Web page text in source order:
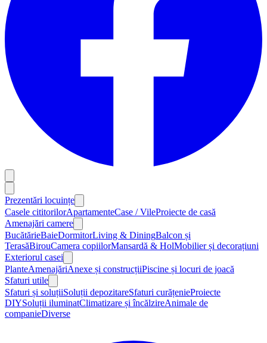
Prezentări locuințe
Casele cititorilorApartamenteCase / VileProiecte de casă
Amenajări camere
BucătărieBaieDormitorLiving & DiningBalcon și
TerasăBirouCamera copiilorMansardă & HolMobilier și decorațiuni
Exteriorul casei
PlanteAmenajăriAnexe și construcțiiPiscine și locuri de joacă
Sfaturi utile
Sfaturi și soluțiiSoluții depozitareSfaturi curățenieProiecte
DIYSoluții iluminatClimatizare și încălzireAnimale de
companieDiverse